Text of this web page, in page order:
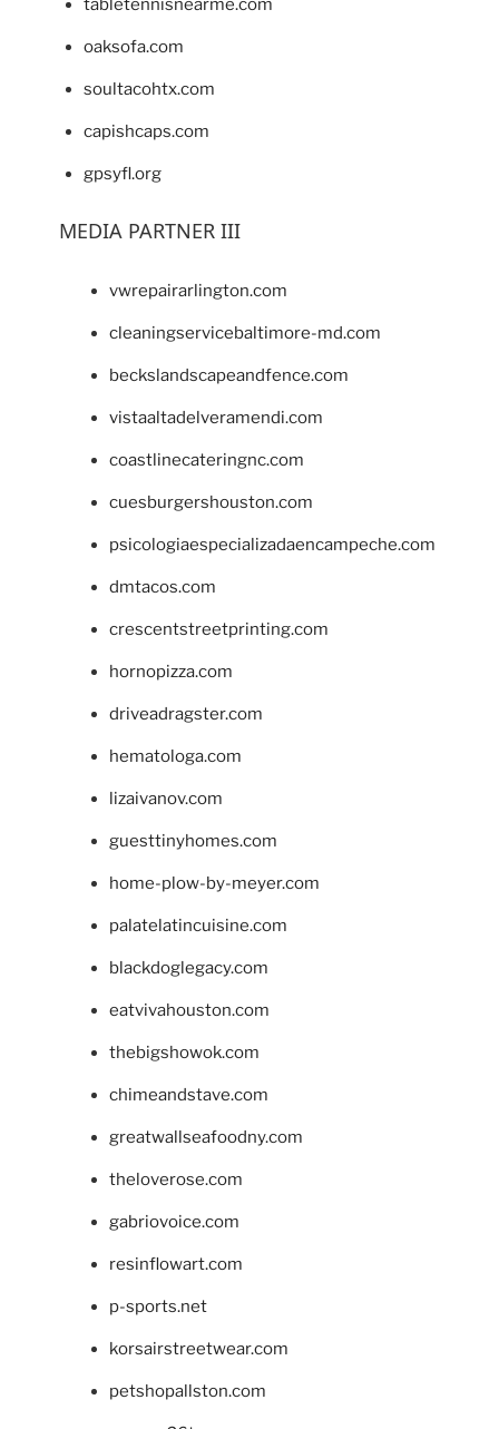
tabletennisnearme.com
oaksofa.com
soultacohtx.com
capishcaps.com
gpsyfl.org
MEDIA PARTNER III
vwrepairarlington.com
cleaningservicebaltimore-md.com
beckslandscapeandfence.com
vistaaltadelveramendi.com
coastlinecateringnc.com
cuesburgershouston.com
psicologiaespecializadaencampeche.com
dmtacos.com
crescentstreetprinting.com
hornopizza.com
driveadragster.com
hematologa.com
lizaivanov.com
guesttinyhomes.com
home-plow-by-meyer.com
palatelatincuisine.com
blackdoglegacy.com
eatvivahouston.com
thebigshowok.com
chimeandstave.com
greatwallseafoodny.com
theloverose.com
gabriovoice.com
resinflowart.com
p-sports.net
korsairstreetwear.com
petshopallston.com